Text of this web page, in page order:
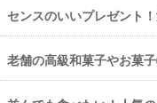
センスのいいプレゼント
老舗の高級和菓子やお菓